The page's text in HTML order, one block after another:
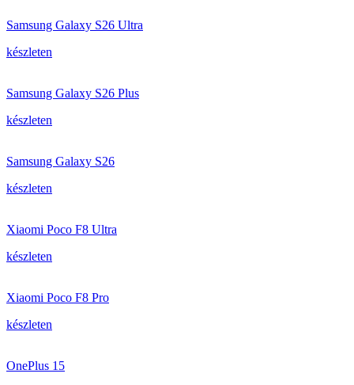
Samsung Galaxy S26 Ultra
készleten
Samsung Galaxy S26 Plus
készleten
Samsung Galaxy S26
készleten
Xiaomi Poco F8 Ultra
készleten
Xiaomi Poco F8 Pro
készleten
OnePlus 15